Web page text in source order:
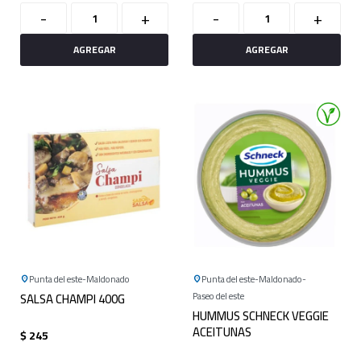
- + - +
Punta del este Maldonado
SALSA CHAMPI 400G
$245
Punta del este Maldonado
Paseo del este
HUMMUS SCHNECK VEGGIE
ACEITUNAS